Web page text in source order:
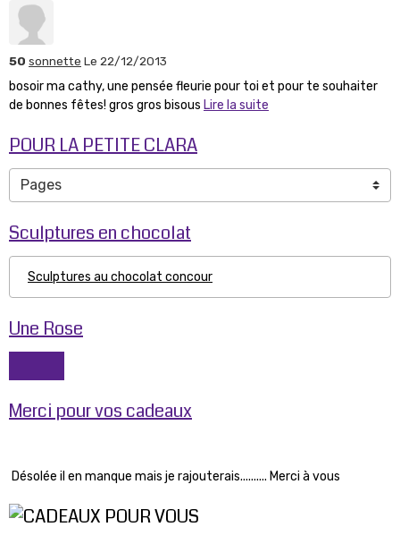
50 sonnette Le 22/12/2013
bosoir ma cathy, une pensée fleurie pour toi et pour te souhaiter
de bonnes fêtes! gros gros bisous Lire la suite
POUR LA PETITE CLARA
Sculptures en chocolat
Sculptures au chocolat concour
Une Rose
Merci pour vos cadeaux
Désolée il en manque mais je rajouterais.......... Merci à vous